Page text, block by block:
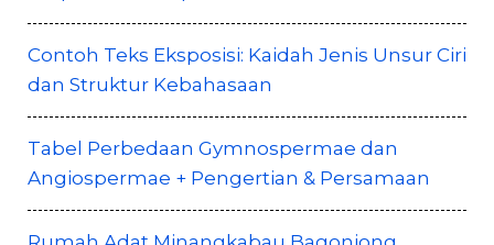
Contoh Teks Eksposisi: Kaidah Jenis Unsur Ciri
dan Struktur Kebahasaan
Tabel Perbedaan Gymnospermae dan
Angiospermae + Pengertian & Persamaan